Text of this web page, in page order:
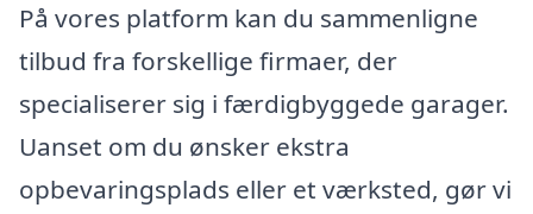
På vores platform kan du sammenligne
tilbud fra forskellige firmaer, der
specialiserer sig i færdigbyggede garager.
Uanset om du ønsker ekstra
opbevaringsplads eller et værksted, gør vi